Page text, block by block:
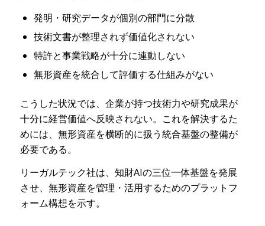
発明・研究データが個別の部門に分散
技術文書が整理されず価値化されない
特許と事業戦略が十分に連動しない
無形資産を統合して評価する仕組みがない
こうした状況では、企業が持つ技術力や研究成果が
十分に経営価値へ反映されない。これを解決するた
めには、無形資産を横断的に扱う統合基盤の整備が
必要である。
リーガルテック社は、知財AIの三位一体基盤を発展
させ、無形資産を管理・活用するためのプラットフ
ォーム構想を示す。